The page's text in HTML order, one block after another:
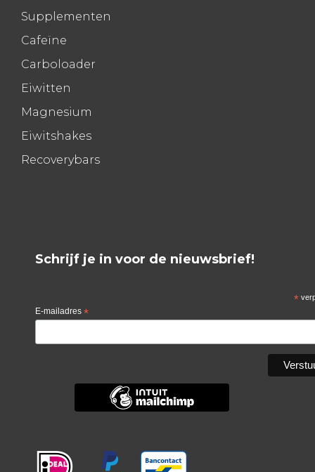
Supplementen
Cafeïne
Carboloader
Eiwitten
Magnesium
Eiwitshakes
Recoverybars
Schrijf je in voor de nieuwsbrief!
*
E-mailadres *